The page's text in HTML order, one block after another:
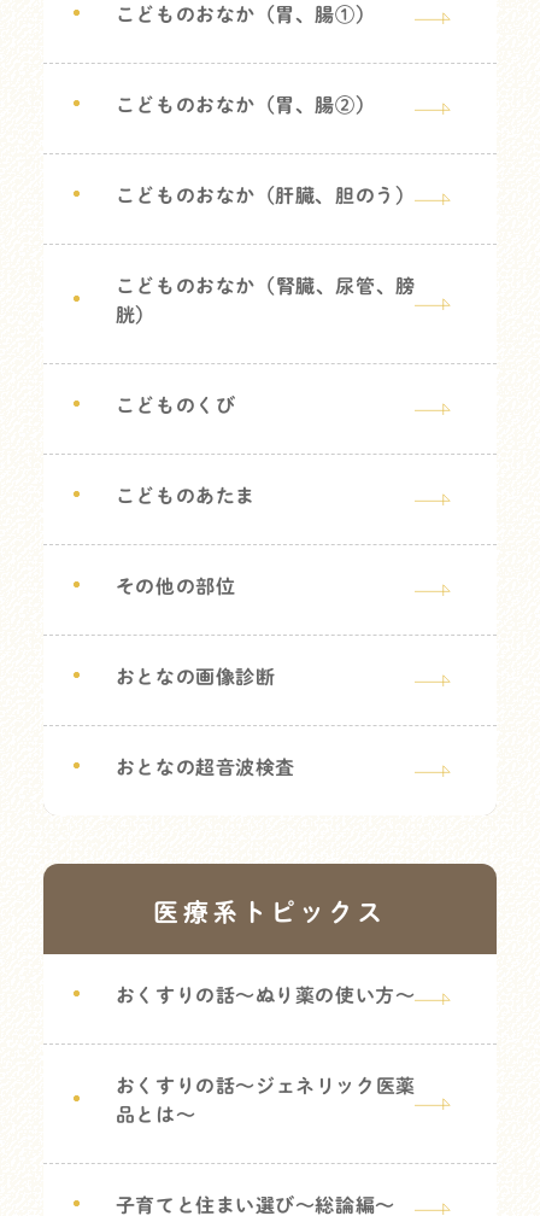
こどものおなか（胃、腸①）
こどものおなか（胃、腸②）
こどものおなか（肝臓、胆のう）
こどものおなか（腎臓、尿管、膀
胱）
こどものくび
こどものあたま
その他の部位
おとなの画像診断
おとなの超音波検査
医療系トピックス
おくすりの話～ぬり薬の使い方～
おくすりの話～ジェネリック医薬
品とは～
子育てと住まい選び～総論編～